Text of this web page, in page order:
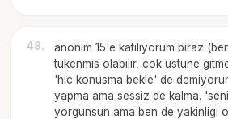
48.
anonim 15'e katiliyorum biraz
tukenmis olabilir, cok ustune
'hic konusma bekle' de
yapma ama sessiz de kalma.
yorgunsun ama ben de yakinligi